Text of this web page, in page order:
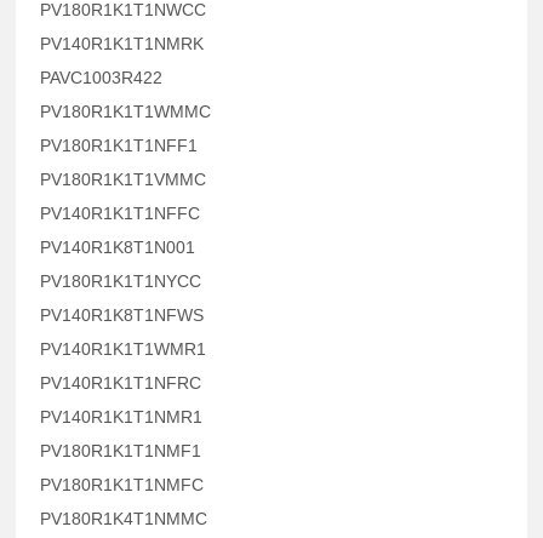
PV180R1K1T1NWCC
PV140R1K1T1NMRK
PAVC1003R422
PV180R1K1T1WMMC
PV180R1K1T1NFF1
PV180R1K1T1VMMC
PV140R1K1T1NFFC
PV140R1K8T1N001
PV180R1K1T1NYCC
PV140R1K8T1NFWS
PV140R1K1T1WMR1
PV140R1K1T1NFRC
PV140R1K1T1NMR1
PV180R1K1T1NMF1
PV180R1K1T1NMFC
PV180R1K4T1NMMC